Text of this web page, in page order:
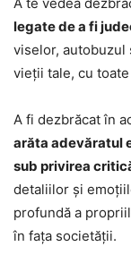
legate de a fi
viselor, autobuzul
vieții tale, cu
A fi dezbrăcat în
arăta adevăratul
sub privirea
detaliilor și
profundă a
în fața societății.